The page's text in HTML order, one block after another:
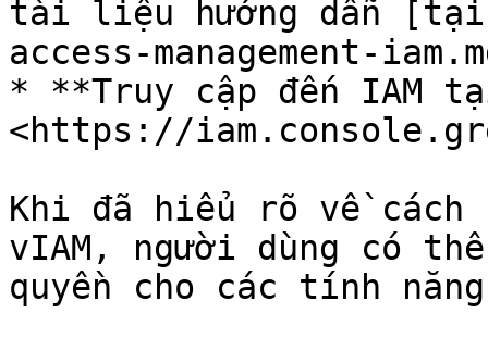
tài liệu hướng dẫn
access-management-
* **Truy cập đến IAM
<https://
Khi đã hiểu rõ về cách
vIAM, người dùng có
quyền cho các tính